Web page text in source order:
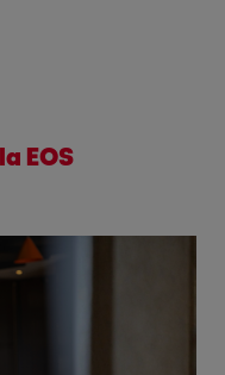
EOS